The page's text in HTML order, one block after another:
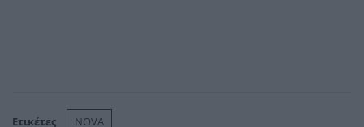
Ετικέτες NOVA